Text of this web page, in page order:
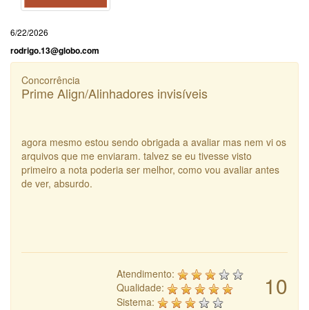
6/22/2026
rodrigo.13@globo.com
Concorrência
Prime Align/Alinhadores invisíveis
agora mesmo estou sendo obrigada a avaliar mas nem vi os
arquivos que me enviaram. talvez se eu tivesse visto
primeiro a nota poderia ser melhor, como vou avaliar antes
de ver, absurdo.
10
Atendimento:
Qualidade:
Sistema: